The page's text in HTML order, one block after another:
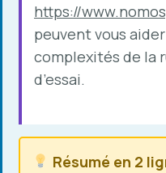
https://
peuvent vous
complexités de la
d’essai.
Résumé en 2